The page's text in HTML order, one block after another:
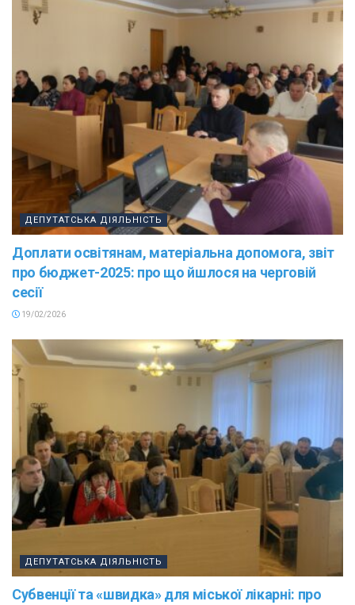
ДЕПУТАТСЬКА ДІЯЛЬНІСТЬ
Доплати освітянам, матеріальна допомога, звіт
про бюджет-2025: про що йшлося на черговій
сесії
19/02/2026
ДЕПУТАТСЬКА ДІЯЛЬНІСТЬ
Субвенції та «швидка» для міської лікарні: про